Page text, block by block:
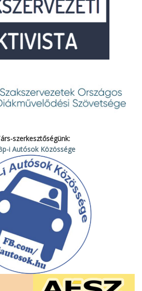
szerkesztőségünk:
i Autósok Közössége